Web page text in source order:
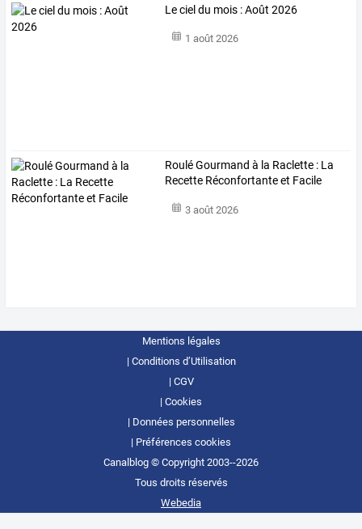
Le ciel du mois : Août 2026
1 août 2026
Roulé Gourmand à la Raclette : La
Recette Réconfortante et Facile
3 août 2026
Mentions légales
Conditions d’Utilisation
CGV
Cookies
Données personnelles
Préférences cookies
Canalblog © Copyright 2003--2026
Tous droits réservés
Webedia